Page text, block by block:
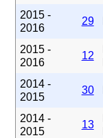
2015 -
2016
29
2015 -
2016
12
2014 -
2015
30
2014 -
2015
13